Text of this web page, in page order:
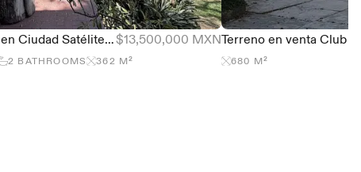
Casa en Venta en Ciudad Satélite para Remodelar | Terreno de 712 m² en Esquina$13,500,000 MXN
2 BATHROOMS 362 M² 680 M²